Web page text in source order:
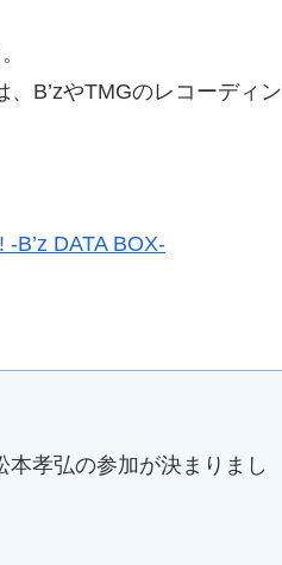
B’zやTMGのレコーディン
B’z DATA BOX-
孝弘の参加が決まりまし